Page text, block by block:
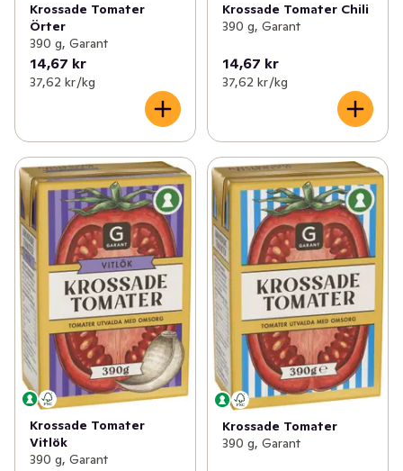
Krossade Tomater
Örter
390 g, Garant
14,67 kr
37,62 kr /kg
Krossade Tomater Chili
390 g, Garant
14,67 kr
37,62 kr /kg
Krossade Tomater
Vitlök
390 g, Garant
Krossade Tomater
390 g, Garant